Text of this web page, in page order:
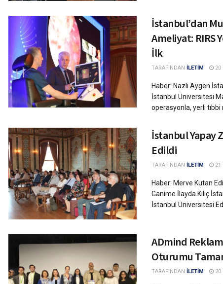
İstanbul’dan
Ameliyat: RIRS
İlk
TARAFINDAN İLETİM 20
Haber: Nazlı Aygen
İstanbul Üniversitesi
operasyonla, yerli tıbbi
İstanbul Yapay
Edildi
TARAFINDAN İLETİM 21
Haber: Merve Kutan
Ganime İlayda Kılıç
İstanbul Üniversitesi
ADmind
Oturumu
TARAFINDAN İLETİM 20